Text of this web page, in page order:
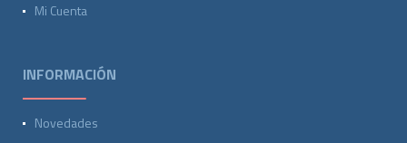
Mi Cuenta
INFORMACIÓN
Novedades